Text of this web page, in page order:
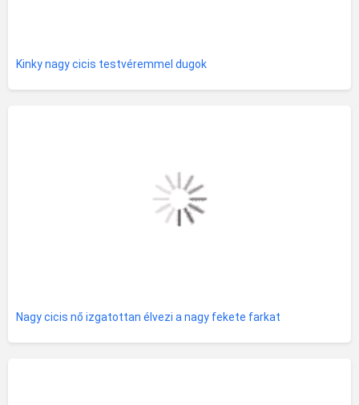
Kinky nagy cicis testvéremmel dugok
Nagy cicis nő izgatottan élvezi a nagy fekete farkat